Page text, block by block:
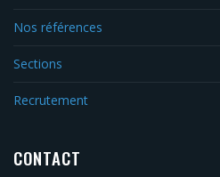
Nos références
Sections
Recrutement
CONTACT